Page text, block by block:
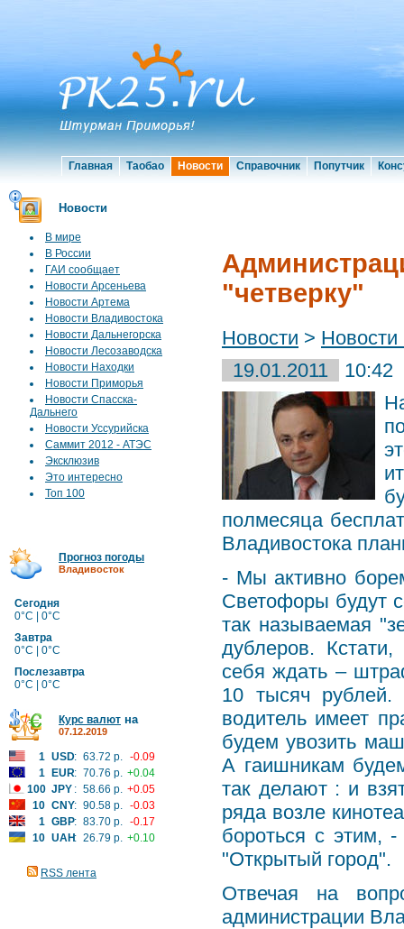
Главная Таобао Новости Справочник Попутчик
Новости
В мире
В России
ГАИ сообщает
Новости Арсеньева
Новости Артема
Новости Владивостока
Новости Дальнегорска
Новости Лесозаводска
Новости Находки
Новости Приморья
Новости Спасска-
Дальнего
Новости Уссурийска
Саммит 2012 - АТЭС
Эксклюзив
Это интересно
Топ 100
Прогноз погоды
Владивосток
Сегодня
0°C | 0°C
Завтра
0°C | 0°C
Послезавтра
0°C | 0°C
Курс валют на
07.12.2019
1 USD: 63.72 р. -0.09
1
EUR: 70.76 р. +0.04
100 JPY : 58.66 р. +0.05
10 CNY: 90.58 р. -0.03
1 GBP: 83.70 р. -0.17
10 UAH: 26.79 р. +0.10
RSS лента
"четверку"
Новости > Новости
19.01.2011
10:42
полмесяца
Владивостока
- Мы активно
Светофоры будут
так называемая
дублеров.
себя ждать –
10 тысяч
водитель имеет
будем увозить
А гаишникам
так делают : и
ряда возле
бороться с этим,
"Открытый город".
Отвечая на
администрации